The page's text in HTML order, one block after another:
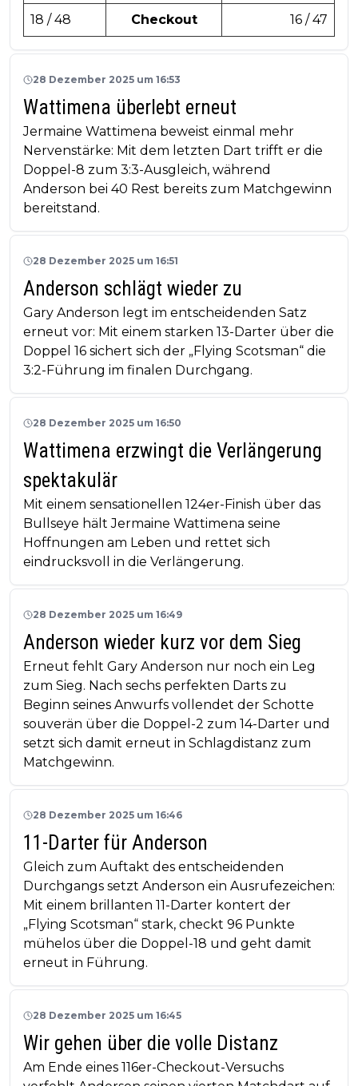
18 / 48 Checkout 16 / 47
28 Dezember 2025 um 16:53
Wattimena überlebt erneut
Jermaine Wattimena beweist einmal mehr
Nervenstärke: Mit dem letzten Dart trifft er die
Doppel-8 zum 3:3-Ausgleich, während
Anderson bei 40 Rest bereits zum Matchgewinn
bereitstand.
28 Dezember 2025 um 16:51
Anderson schlägt wieder zu
Gary Anderson legt im entscheidenden Satz
erneut vor: Mit einem starken 13-Darter über die
Doppel 16 sichert sich der „Flying Scotsman“ die
3:2-Führung im finalen Durchgang.
28 Dezember 2025 um 16:50
Wattimena erzwingt die Verlängerung
spektakulär
Mit einem sensationellen 124er-Finish über das
Bullseye hält Jermaine Wattimena seine
Hoffnungen am Leben und rettet sich
eindrucksvoll in die Verlängerung.
28 Dezember 2025 um 16:49
Anderson wieder kurz vor dem Sieg
Erneut fehlt Gary Anderson nur noch ein Leg
zum Sieg. Nach sechs perfekten Darts zu
Beginn seines Anwurfs vollendet der Schotte
souverän über die Doppel-2 zum 14-Darter und
setzt sich damit erneut in Schlagdistanz zum
Matchgewinn.
28 Dezember 2025 um 16:46
11-Darter für Anderson
Gleich zum Auftakt des entscheidenden
Durchgangs setzt Anderson ein Ausrufezeichen:
Mit einem brillanten 11-Darter kontert der
„Flying Scotsman“ stark, checkt 96 Punkte
mühelos über die Doppel-18 und geht damit
erneut in Führung.
28 Dezember 2025 um 16:45
Wir gehen über die volle Distanz
Am Ende eines 116er-Checkout-Versuchs